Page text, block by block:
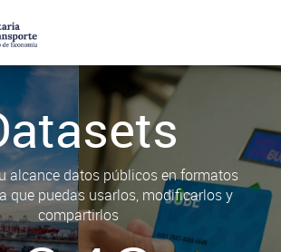
alcance datos públicos en formatos
que puedas usarlos, modificarlos y
compartirlos